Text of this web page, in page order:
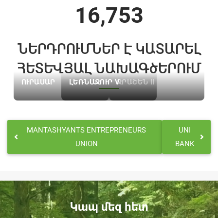
16,753
ՆԵՐԴՐՈՒՄՆԵՐ Է ԿԱՏԱՐԵԼ
ՀԵՏԵՎՅԱԼ ՆԱԽԱԳծԵՐՈՒՄ
ՈՒՐԱՍԱՐ ՋՐԱՇԵՆ II
ԼԵՌՆԱՋՈՒՐ V
MANTASHYANTS ENTREPRENEURS
UNION
UNI
BANK
Կապ մեզ հետ